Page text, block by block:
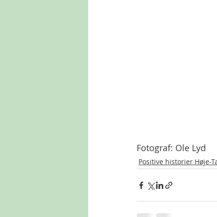
Fotograf: Ole Lyd
Positive historier Høje-